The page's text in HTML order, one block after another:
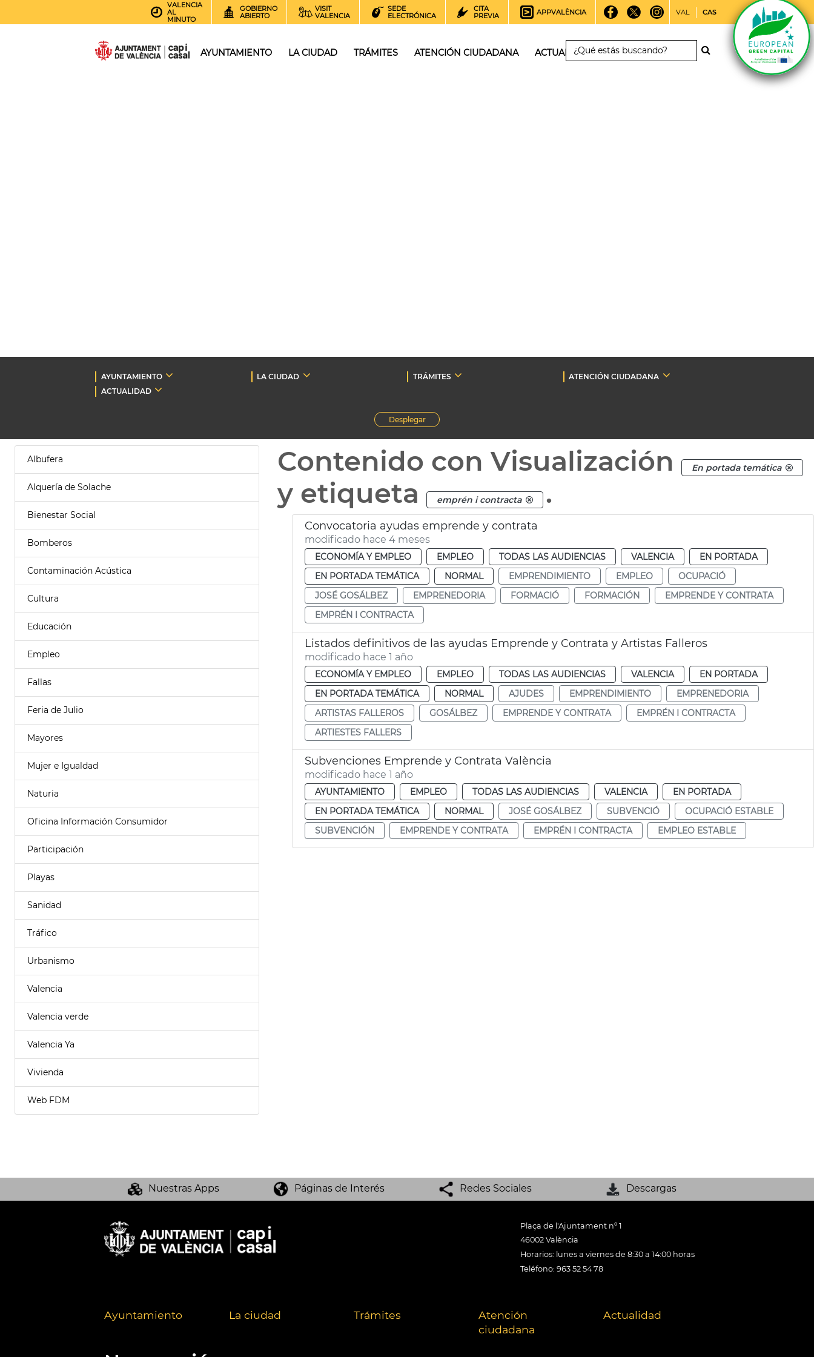
VALENCIA
AL
MINUTO
GOBIERNO
ABIERTO
VISIT
VALENCIA
SEDE
ELECTRÓNICA
CITA
PREVIA
APPVALÈNCIA VAL CAS
AYUNTAMIENTO LA CIUDAD TRÁMITES ATENCIÓN CIUDADANA ACTUALIDAD
AYUNTAMIENTO LA CIUDAD TRÁMITES
ATENCIÓN CIUDADANA
ACTUALIDAD
Desplegar
Albufera
Alquería de Solache
Bienestar Social
Bomberos
Contaminación Acústica
Cultura
Educación
Empleo
Fallas
Feria de Julio
Mayores
Mujer e Igualdad
Naturia
Oficina Información Consumidor
Participación
Playas
Sanidad
Tráfico
Urbanismo
Valencia
Valencia verde
Valencia Ya
Vivienda
Web FDM
Contenido con Visualización En portada temática
y etiqueta emprén i contracta .
Convocatoria ayudas emprende y contrata
modificado hace 4 meses
ECONOMÍA Y EMPLEO EMPLEO TODAS LAS AUDIENCIAS VALENCIA
EN PORTADA
EN PORTADA TEMÁTICA
NORMAL EMPRENDIMIENTO EMPLEO
OCUPACIÓ
JOSÉ GOSÁLBEZ
EMPRENEDORIA FORMACIÓ FORMACIÓN
EMPRENDE Y CONTRATA
EMPRÉN I CONTRACTA
Listados definitivos de las ayudas Emprende y Contrata y Artistas Falleros
modificado hace 1 año
ECONOMÍA Y EMPLEO EMPLEO TODAS LAS AUDIENCIAS VALENCIA
EN PORTADA
EN PORTADA TEMÁTICA
NORMAL AJUDES EMPRENDIMIENTO
EMPRENEDORIA
ARTISTAS FALLEROS
GOSÁLBEZ EMPRENDE Y CONTRATA
EMPRÉN I CONTRACTA
ARTIESTES FALLERS
Subvenciones Emprende y Contrata València
modificado hace 1 año
AYUNTAMIENTO EMPLEO TODAS LAS AUDIENCIAS VALENCIA
EN PORTADA
EN PORTADA TEMÁTICA
NORMAL JOSÉ GOSÁLBEZ SUBVENCIÓ
OCUPACIÓ ESTABLE
SUBVENCIÓN
EMPRENDE Y CONTRATA EMPRÉN I CONTRACTA EMPLEO ESTABLE
Nuestras Apps Páginas de Interés Redes Sociales Descargas
Plaça de l'Ajuntament nº 1
46002 València
Horarios: lunes a viernes de 8:30 a 14:00 horas
Teléfono: 963 52 54 78
Ayuntamiento La ciudad Trámites
Atención
ciudadana
Actualidad